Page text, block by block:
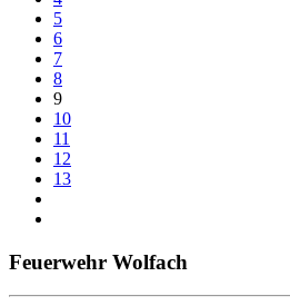
5
6
7
8
9
10
11
12
13
Feuerwehr Wolfach